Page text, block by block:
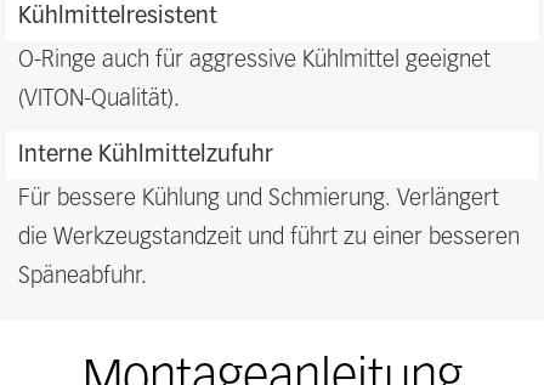
Kühlmittelresistent
O-Ringe auch für aggressive Kühlmittel geeignet
(VITON-Qualität).
Interne Kühlmittelzufuhr
Für bessere Kühlung und Schmierung. Verlängert
die Werkzeugstandzeit und führt zu einer besseren
Späneabfuhr.